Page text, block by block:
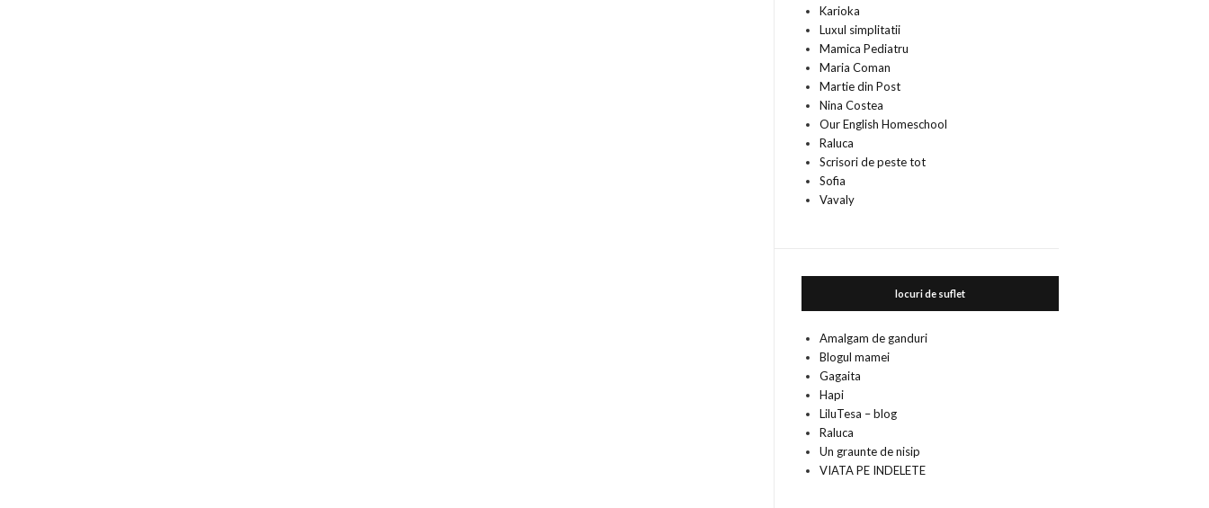
Karioka
Luxul simplitatii
Mamica Pediatru
Maria Coman
Martie din Post
Nina Costea
Our English Homeschool
Raluca
Scrisori de peste tot
Sofia
Vavaly
locuri de suflet
Amalgam de ganduri
Blogul mamei
Gagaita
Hapi
LiluTesa – blog
Raluca
Un graunte de nisip
VIATA PE INDELETE